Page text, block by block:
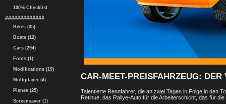
100% Checklist
#############
Bikes (35)
Boats (12)
Cars (294)
Fonts (1)
Modifications (19)
Multiplayer (4)
Planes (25)
Screensaver (1)
CAR-MEET-PREISFAHRZEUG: DER
Talentierte Rennfahrer, die an zwei Tagen in Folge in den
Retinue, das Rallye-Auto für die Arbeiterschicht, das für